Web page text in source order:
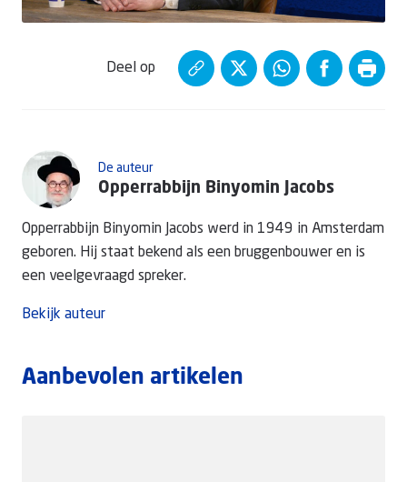
De auteur
Opperrabbijn Binyomin Jacobs
Opperrabbijn Binyomin Jacobs werd in 1949 in Amsterdam
geboren. Hij staat bekend als een bruggenbouwer en is
een veelgevraagd spreker.
Bekijk auteur
Deel op
Aanbevolen artikelen